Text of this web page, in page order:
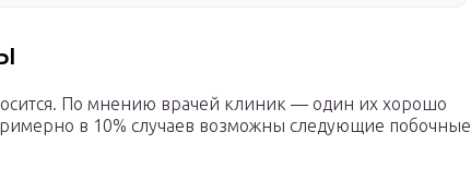
По мнению врачей клиник — один их хорошо
в 10% случаев возможны следующие побочные